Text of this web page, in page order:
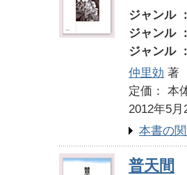
ジャンル
ジャンル
ジャンル
仲里効 著
定価：
2012年5月
本書の
普天間